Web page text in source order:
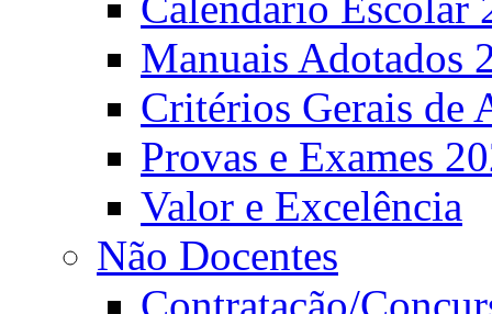
Manuais Adotados
Critérios Gerais de
Provas e Exames
Valor e Excelência
Não Docentes